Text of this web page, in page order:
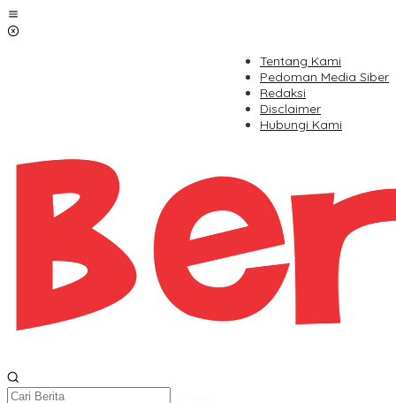
Lewati
ke
Tentang Kami
Pedoman Media Siber
Redaksi
Disclaimer
Hubungi Kami